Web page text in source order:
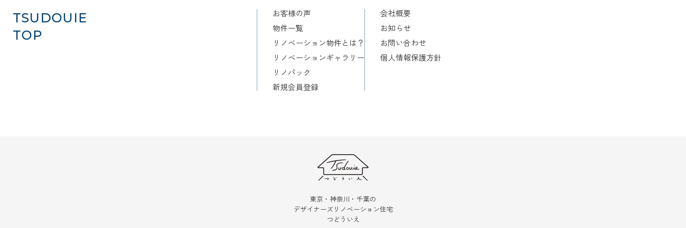
TSUDOUIE
TOP
お客様の声
物件一覧
リノベーション物件とは？
リノベーションギャラリー
リノパック
新規会員登録
会社概要
お知らせ
お問い合わせ
個人情報保護方針
東京・神奈川・千葉の
デザイナーズリノベーション住宅
つどういえ